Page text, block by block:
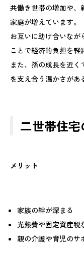
共働き世帯の増加や、
家庭が増えています。
お互いに助け合いなが
ことで経済的負担を軽
また、孫の成長を近
を支え合う温かさがあ
二世帯住
メリット
家族の絆が深まる
光熱費や固定資産税
親の介護や育児のサ